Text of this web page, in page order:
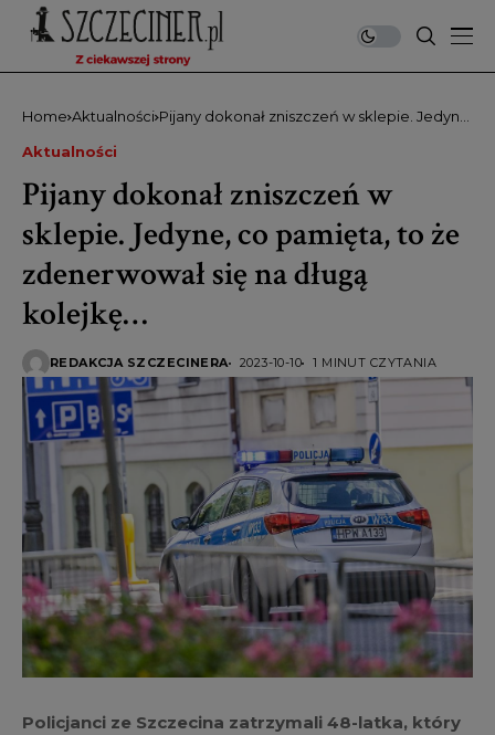
Home Aktualności Pijany dokonał zniszczeń w sklepie. Jedyne,
Aktualności
Pijany dokonał zniszczeń w
sklepie. Jedyne, co pamięta, to że
zdenerwował się na długą
kolejkę…
REDAKCJA SZCZECINERA 2023-10-10 1 MINUT CZYTANIA
Policjanci ze Szczecina zatrzymali 48-latka, który